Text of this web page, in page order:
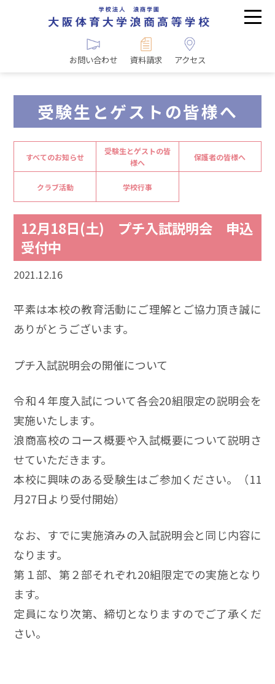
お問い合わせ 資料請求 アクセス
受験生とゲストの皆様へ
すべてのお知らせ
受験生とゲストの皆
様へ
保護者の皆様へ
クラブ活動 学校行事
12月18日(土) プチ入試説明会 申込
受付中
2021.12.16
平素は本校の教育活動にご理解とご協力頂き誠に
ありがとうございます。
プチ入試説明会の開催について
令和４年度入試について各会20組限定の説明会を
実施いたします。
浪商高校のコース概要や入試概要について説明さ
せていただきます。
本校に興味のある受験生はご参加ください。（11
月27日より受付開始）
なお、すでに実施済みの入試説明会と同じ内容に
なります。
第１部、第２部それぞれ20組限定での実施となり
ます。
定員になり次第、締切となりますのでご了承くだ
さい。